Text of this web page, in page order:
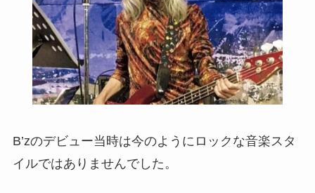
B’zのデビュー当時は今のようにロックな音楽スタ
イルではありませんでした。